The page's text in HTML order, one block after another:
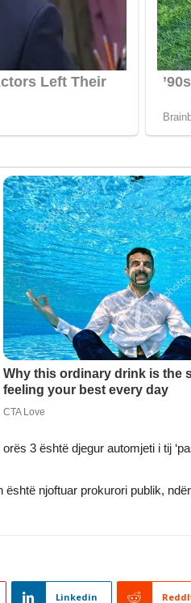
3 është djegur automjeti i tij
njoftuar prokurori publik,
Linkedin